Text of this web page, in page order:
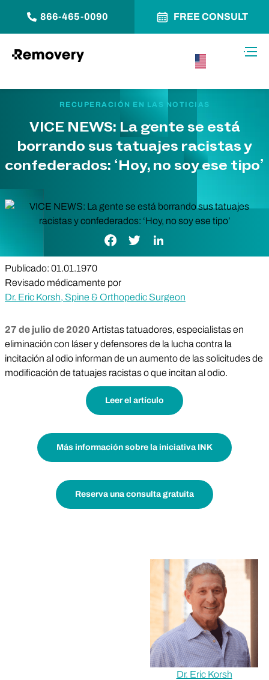
866-465-0090 FREE CONSULT
RECUPERACIÓN EN LAS NOTICIAS
VICE NEWS: La gente se está
borrando sus tatuajes racistas y
confederados: ‘Hoy, no soy ese tipo’
Enlace de Facebook
Enlace de Twitter
Enlace de LinkedIn
Publicado: 01.01.1970
Revisado médicamente por
Dr. Eric Korsh, Spine & Orthopedic Surgeon
27 de julio de 2020 Artistas tatuadores, especialistas en
eliminación con láser y defensores de la lucha contra la
incitación al odio informan de un aumento de las solicitudes de
modificación de tatuajes racistas o que incitan al odio.
Leer el artículo
Más información sobre la iniciativa INK
Reserva una consulta gratuita
Dr. Eric Korsh